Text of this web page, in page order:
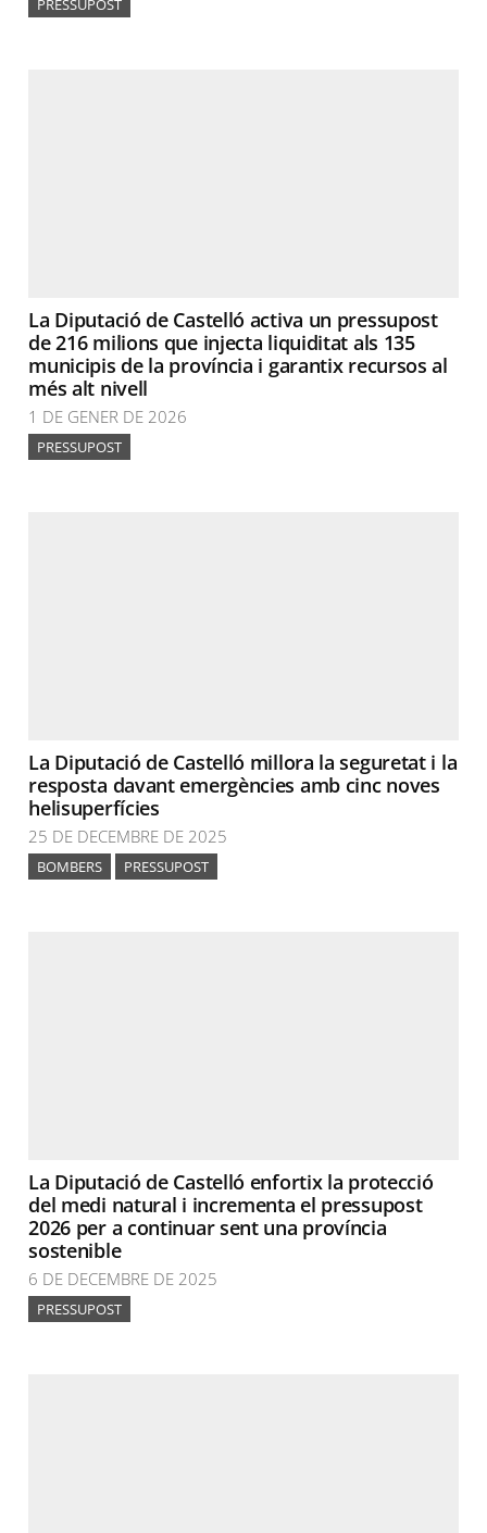
PRESSUPOST
La Diputació de Castelló activa un pressupost
de 216 milions que injecta liquiditat als 135
municipis de la província i garantix recursos al
més alt nivell
1 DE GENER DE 2026
PRESSUPOST
La Diputació de Castelló millora la seguretat i la
resposta davant emergències amb cinc noves
helisuperfícies
25 DE DECEMBRE DE 2025
BOMBERS PRESSUPOST
La Diputació de Castelló enfortix la protecció
del medi natural i incrementa el pressupost
2026 per a continuar sent una província
sostenible
6 DE DECEMBRE DE 2025
PRESSUPOST